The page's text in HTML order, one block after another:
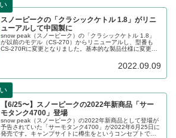
スノーピークの「クラシックケトル 1.8」がリニ
ューアルして中国製に
snow peak（スノーピーク）の「クラシックケトル 1.8」
が以前のモデル（CS-270）からリニューアルし、型番も
CS-270Rに変更となりました。基本的な製品仕様に変更は
2022.09.09
【6/25〜】スノーピークの2022年新商品「サー
モタンク4700」登場
snow peak（スノーピーク）の2022年新商品として登場が
予告されていた「サーモタンク4700」が2022年6月25日に
発売です。キャンプサイトに樽生をというコンセプトで開